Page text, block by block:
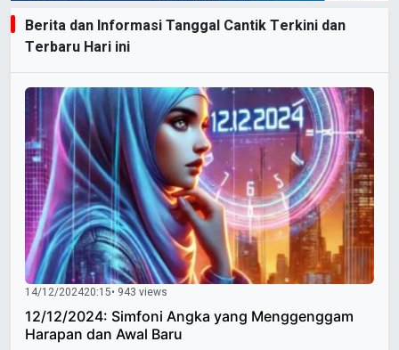
Berita dan Informasi Tanggal Cantik Terkini dan
Terbaru Hari ini
14/12/202420:15• 943 views
12/12/2024: Simfoni Angka yang Menggenggam
Harapan dan Awal Baru